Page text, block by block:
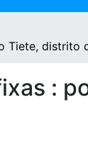
Tiete, distrito
: